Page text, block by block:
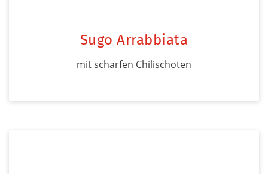
Sugo Arrabbiata
mit scharfen Chilischoten